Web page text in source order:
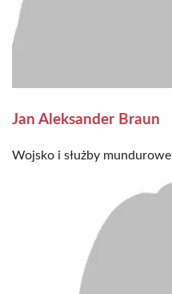
Jan Aleksander Braun
Wojsko i służby mundurowe